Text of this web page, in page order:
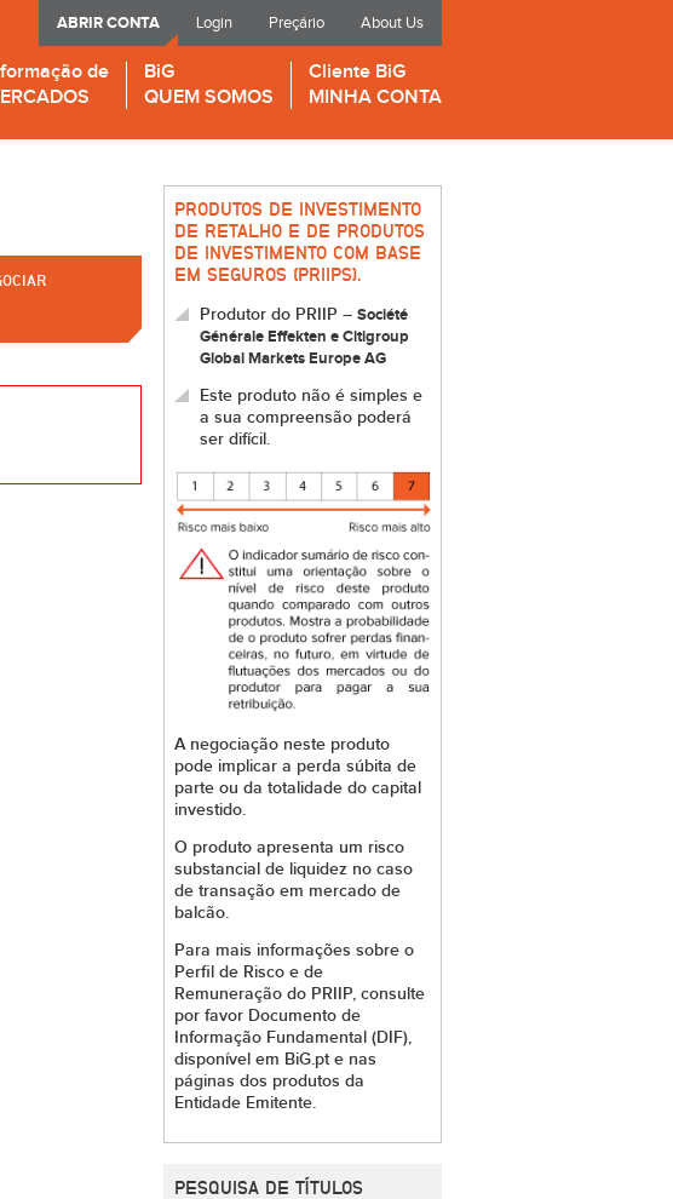
Login Preçário About Us
ABRIR CONTA
de
BiG
QUEM SOMOS
Cliente BiG
MINHA CONTA
PRODUTOS DE INVESTIMENTO
DE RETALHO E DE PRODUTOS
DE INVESTIMENTO COM BASE
EM SEGUROS (PRIIPS).
Produtor do PRIIP – Société
Générale Effekten e Citigroup
Global Markets Europe AG
Este produto não é simples e
a sua compreensão poderá
ser difícil.
A negociação neste produto
pode implicar a perda súbita de
parte ou da totalidade do capital
investido.
O produto apresenta um risco
substancial de liquidez no caso
de transação em mercado de
balcão.
Para mais informações sobre o
Perfil de Risco e de
Remuneração do PRIIP, consulte
por favor Documento de
Informação Fundamental (DIF),
disponível em BiG.pt e nas
páginas dos produtos da
Entidade Emitente.
PESQUISA DE TÍTULOS